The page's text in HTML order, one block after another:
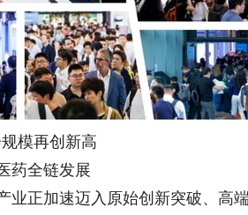
模再创新高
药全链发展
业正加速迈入原始创新突破、高